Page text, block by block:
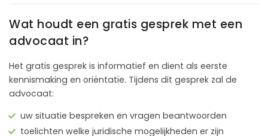
Wat houdt een gratis gesprek met een
advocaat in?
Het gratis gesprek is informatief en dient als eerste
kennismaking en oriëntatie. Tijdens dit gesprek zal de
advocaat:
uw situatie bespreken en vragen beantwoorden
toelichten welke juridische mogelijkheden er zijn